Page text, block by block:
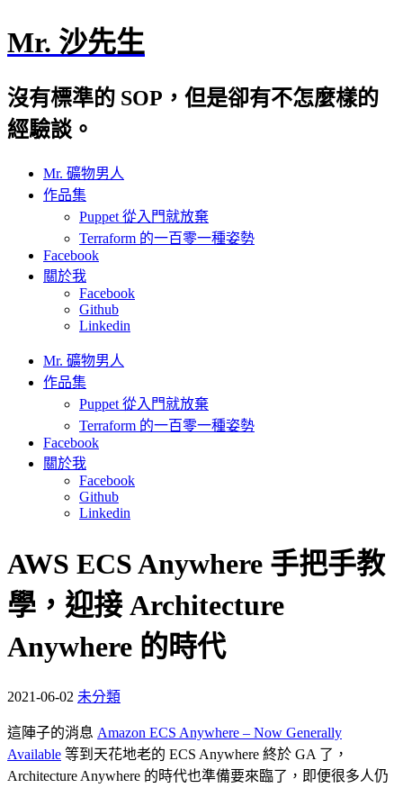
Mr. 沙先生
沒有標準的 SOP，但是卻有不怎麼樣的
經驗談。
Mr. 礦物男人
作品集
Puppet 從入門就放棄
Terraform 的一百零一種姿勢
Facebook
關於我
Facebook
Github
Linkedin
Mr. 礦物男人
作品集
Puppet 從入門就放棄
Terraform 的一百零一種姿勢
Facebook
關於我
Facebook
Github
Linkedin
AWS ECS Anywhere 手把手教
學，迎接 Architecture
Anywhere 的時代
2021-06-02 未分類
這陣子的消息 Amazon ECS Anywhere – Now Generally
Available 等到天花地老的 ECS Anywhere 終於 GA 了，
Architecture Anywhere 的時代也準備要來臨了，即便很多人仍